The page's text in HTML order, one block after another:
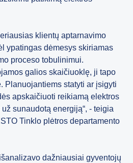
klientų aptarnavimo
ypatingas dėmesys skiriamas
proceso tobulinimui.
galios skaičiuoklę, ji tapo
Planuojantiems statyti ar įsigyti
apskaičiuoti reikiamą elektros
sunaudotą energiją“, - teigia
Tinklo plėtros departamento
dažniausiai gyventojų